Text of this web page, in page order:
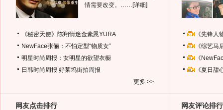
情需要改变。…… [详细]
《秘密天使》陈翔情迷金素恩YURA
NewFace张俪：不怕定型“物质女”
明星时尚周报：女明星的欲望衣橱
日韩时尚周报 好莱坞街拍周报
更多 >>
《先锋
《综艺
《
《夏日
网友点击排行 网友评论排行